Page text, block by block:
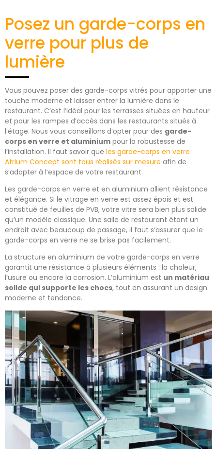
Posez un garde-corps en
verre pour plus de
lumière
Vous pouvez poser des garde-corps vitrés pour apporter une
touche moderne et laisser entrer la lumière dans le
restaurant. C’est l’idéal pour les terrasses situées en hauteur
et pour les rampes d’accès dans les restaurants situés à
l’étage. Nous vous conseillons d’opter pour des garde-
corps en verre et aluminium pour la robustesse de
l’installation. Il faut savoir que les garde-corps en verre
Atrium Concept sont tous réalisés sur mesure afin de
s’adapter à l’espace de votre restaurant.
Les garde-corps en verre et en aluminium allient résistance
et élégance. Si le vitrage en verre est assez épais et est
constitué de feuilles de PVB, votre vitre sera bien plus solide
qu’un modèle classique. Une salle de restaurant étant un
endroit avec beaucoup de passage, il faut s’assurer que le
garde-corps en verre ne se brise pas facilement.
La structure en aluminium de votre garde-corps en verre
garantit une résistance à plusieurs éléments : la chaleur,
l’usure ou encore la corrosion. L’aluminium est un matériau
solide qui supporte les chocs, tout en assurant un design
moderne et tendance.